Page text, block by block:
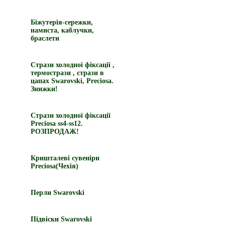
Біжутерія-сережки,
намиста, каблучки,
браслети
Стрази холодної фіксації ,
термострази , стрази в
цапах Swarovski, Preciosa.
Знижки!
Стрази холодної фіксації
Preciosa ss4-ss12.
РОЗПРОДАЖ!
Кришталеві сувеніри
Preciosa(Чехія)
Перли Swarovski
Підвіски Swarovski